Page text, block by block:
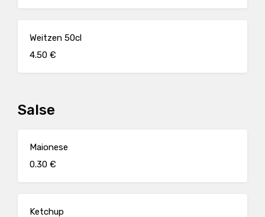
Weitzen 50cl
4.50 €
Salse
Maionese
0.30 €
Ketchup